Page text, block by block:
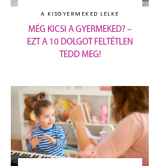
A KISGYERMEKED LELKE
MÉG KICSI A GYERMEKED? –
EZT A 10 DOLGOT FELTÉTLEN
TEDD MEG!